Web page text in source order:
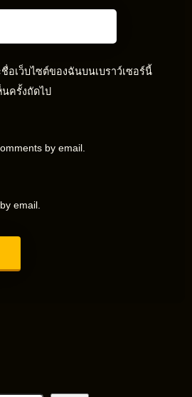
อเว็บไซต์ของฉันบนเบราว์เซอร์นี้
ครั้งถัดไป
by email.
email.